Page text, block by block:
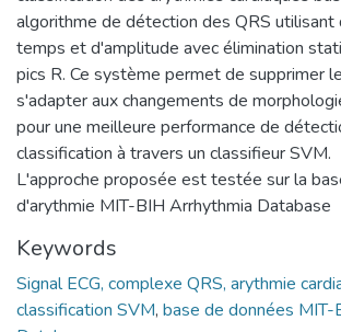
algorithme de détection des QRS utilisant
temps et d'amplitude avec élimination
pics R. Ce système permet de supprimer
s'adapter aux changements de
pour une meilleure performance de
classification à travers un classifieur SVM.
L'approche proposée est testée sur la
d'arythmie MIT-BIH Arrhythmia Database
Keywords
Signal ECG, complexe QRS, arythmie
classification SVM, base de données MIT-